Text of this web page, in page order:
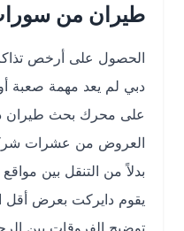
طيران من سورات
الحصول على أرخص تذاكر
دبي لم يعد مهمة صعبة أو
على محرك بحث طيران
العروض من عشرات شركات
بدلاً من التنقل بين مواقع
يقوم دايركت بعرض أقل
توضيح الفروقات بين